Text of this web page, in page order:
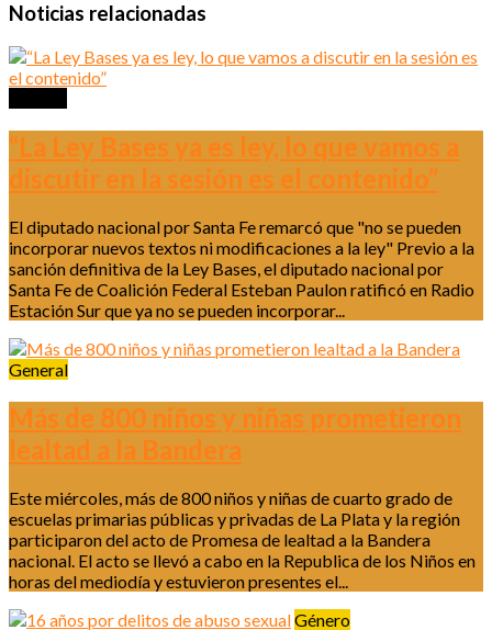
Noticias relacionadas
“La Ley Bases ya es ley, lo que vamos a
discutir en la sesión es el contenido”
El diputado nacional por Santa Fe remarcó que "no se pueden
incorporar nuevos textos ni modificaciones a la ley" Previo a la
sanción definitiva de la Ley Bases, el diputado nacional por
Santa Fe de Coalición Federal Esteban Paulon ratificó en Radio
Estación Sur que ya no se pueden incorporar...
General
Más de 800 niños y niñas prometieron
lealtad a la Bandera
Este miércoles, más de 800 niños y niñas de cuarto grado de
escuelas primarias públicas y privadas de La Plata y la región
participaron del acto de Promesa de lealtad a la Bandera
nacional. El acto se llevó a cabo en la Republica de los Niños en
horas del mediodía y estuvieron presentes el...
Género